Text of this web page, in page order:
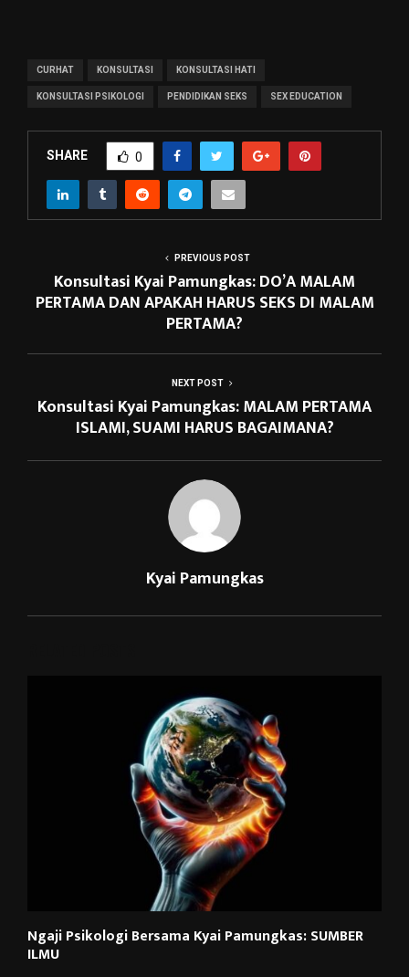
CURHAT KONSULTASI KONSULTASI HATI
KONSULTASI PSIKOLOGI PENDIDIKAN SEKS SEX EDUCATION
SHARE 0
PREVIOUS POST
Konsultasi Kyai Pamungkas: DO’A MALAM
PERTAMA DAN APAKAH HARUS SEKS DI MALAM
PERTAMA?
NEXT POST
Konsultasi Kyai Pamungkas: MALAM PERTAMA
ISLAMI, SUAMI HARUS BAGAIMANA?
Kyai Pamungkas
Ngaji Psikologi Bersama Kyai Pamungkas: SUMBER
ILMU